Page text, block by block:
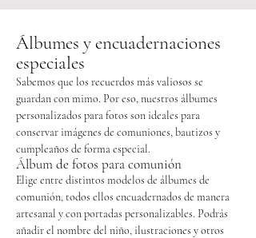
Álbumes y encuadernaciones
especiales
Sabemos que los recuerdos más valiosos se
guardan con mimo. Por eso, nuestros álbumes
personalizados para fotos son ideales para
conservar imágenes de comuniones, bautizos y
cumpleaños de forma especial.
Álbum de fotos para comunión
Elige entre distintos modelos de álbumes de
comunión, todos ellos encuadernados de manera
artesanal y con portadas personalizables. Podrás
añadir el nombre del niño, ilustraciones y otros